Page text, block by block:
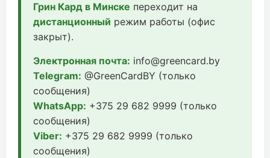
Грин Кард в Минске переходит на
дистанционный режим работы (офис
закрыт).
Электронная почта: info@greencard.by
Telegram: @GreenCardBY (только
сообщения)
WhatsApp: +375 29 682 9999 (только
сообщения)
Viber: +375 29 682 9999 (только
сообщения)